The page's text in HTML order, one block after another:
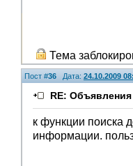
Тема
Пост #36 Дата: 24.10.2009
RE:
к функции поиска
информации.